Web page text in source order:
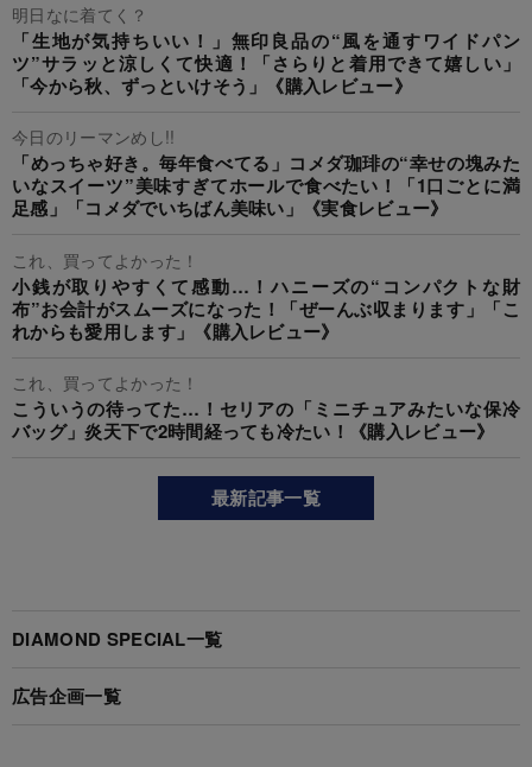
明日なに着てく？
「生地が気持ちいい！」無印良品の“風を通すワイドパン
ツ”サラッと涼しくて快適！「さらりと着用できて嬉しい」
「今から秋、ずっといけそう」《購入レビュー》
今日のリーマンめし!!
「めっちゃ好き。毎年食べてる」コメダ珈琲の“幸せの塊みた
いなスイーツ”美味すぎてホールで食べたい！「1口ごとに満
足感」「コメダでいちばん美味い」《実食レビュー》
これ、買ってよかった！
小銭が取りやすくて感動…！ハニーズの“コンパクトな財
布”お会計がスムーズになった！「ぜーんぶ収まります」「こ
れからも愛用します」《購入レビュー》
これ、買ってよかった！
こういうの待ってた…！セリアの「ミニチュアみたいな保冷
バッグ」炎天下で2時間経っても冷たい！《購入レビュー》
最新記事一覧
DIAMOND SPECIAL一覧
広告企画一覧